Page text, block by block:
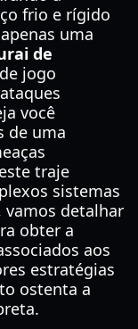
frio e rígido
uma
de
jogo
você
de uma
traje
sistemas
vamos detalhar
obter a
aos
estratégias
ostenta a